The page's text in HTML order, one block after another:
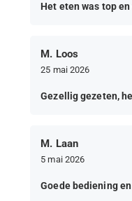
Het eten was top
M. Loos
25 mai 2026
Gezellig gezeten,
M. Laan
5 mai 2026
Goede bediening